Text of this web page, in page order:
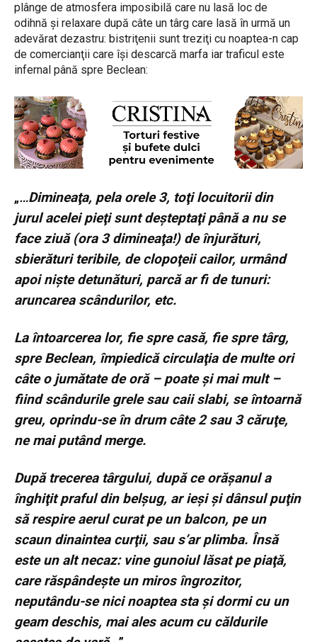
plânge de atmosfera imposibilă care nu lasă loc de
odihnă şi relaxare după câte un târg care lasă în urmă un
adevărat dezastru: bistriţenii sunt treziţi cu noaptea-n cap
de comercianţii care îşi descarcă marfa iar traficul este
infernal până spre Beclean:
„…Dimineaţa, pela orele 3, toţi locuitorii din
jurul acelei pieţi sunt deşteptaţi până a nu se
face ziuă (ora 3 dimineaţa!) de înjurături,
sbierături teribile, de clopoţeii cailor, urmând
apoi nişte detunături, parcă ar fi de tunuri:
aruncarea scândurilor, etc.
La întoarcerea lor, fie spre casă, fie spre târg,
spre Beclean, împiedică circulaţia de multe ori
câte o jumătate de oră – poate şi mai mult –
fiind scândurile grele sau caii slabi, se întoarnă
greu, oprindu-se în drum câte 2 sau 3 căruţe,
ne mai putând merge.
După trecerea târgului, după ce orăşanul a
înghiţit praful din belşug, ar ieşi şi dânsul puţin
să respire aerul curat pe un balcon, pe un
scaun dinaintea curţii, sau s’ar plimba. Însă
este un alt necaz: vine gunoiul lăsat pe piaţă,
care răspândeşte un miros îngrozitor,
neputându-se nici noaptea sta şi dormi cu un
geam deschis, mai ales acum cu căldurile